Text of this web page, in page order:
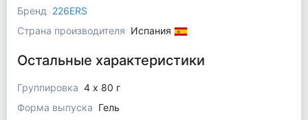
Бренд
226ERS
Страна производителя Испания
Остальные характеристики
Группировка 4 x 80 г
Форма выпуска Гель